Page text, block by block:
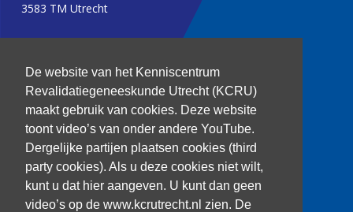
De website van het Kenniscentrum
Revalidatiegeneeskunde Utrecht (KCRU)
maakt gebruik van cookies. Deze website
toont video’s van onder andere YouTube.
Dergelijke partijen plaatsen cookies (third
party cookies). Als u deze cookies niet wilt,
kunt u dat hier aangeven. U kunt dan geen
video’s op de www.kcrutrecht.nl zien. De
3583 TM Utrecht
kenniscentrum@dehoogstraat.nl
Over het KCRU
Samenwerkingen
Onze onderzoekers